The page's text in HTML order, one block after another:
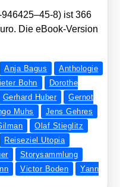
ist 366
Die eBook-Ver­si­on
Anja Bagus
Anthologie
Bohn
Dorothe
Gerhard Huber
Gernot
Muhs
Jens Gehres
Olaf Stieglitz
Reiseziel Utopia
Storysammlung
Victor Boden
Yann